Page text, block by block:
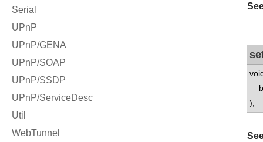
);